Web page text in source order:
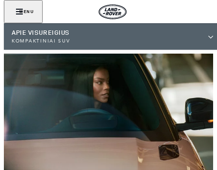
MENU
APIE VISUREIGIUS
KOMPAKTINIAI SUV